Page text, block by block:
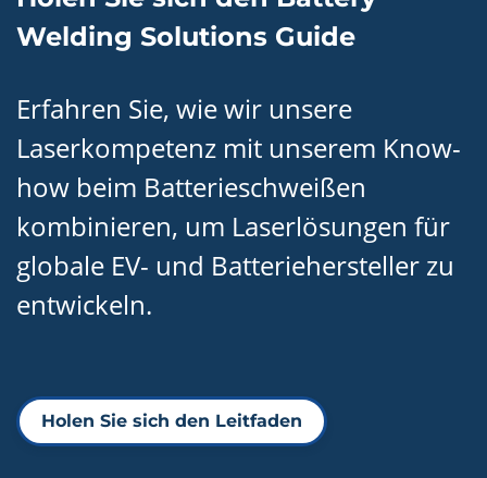
Welding Solutions Guide
Erfahren Sie, wie wir unsere
Laserkompetenz mit unserem Know-
how beim Batterieschweißen
kombinieren, um Laserlösungen für
globale EV- und Batteriehersteller zu
entwickeln.
Holen Sie sich den Leitfaden